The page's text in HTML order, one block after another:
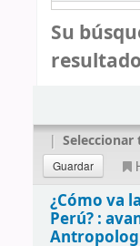
Su
|
¿Cómo va
Perú? :